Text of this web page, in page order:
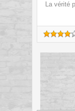
La vérité